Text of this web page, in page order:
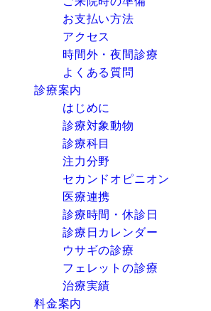
お支払い方法
アクセス
時間外・夜間診療
よくある質問
診療案内
はじめに
診療対象動物
診療科目
注力分野
セカンドオピニオン
医療連携
診療時間・休診日
診療日カレンダー
ウサギの診療
フェレットの診療
治療実績
料金案内